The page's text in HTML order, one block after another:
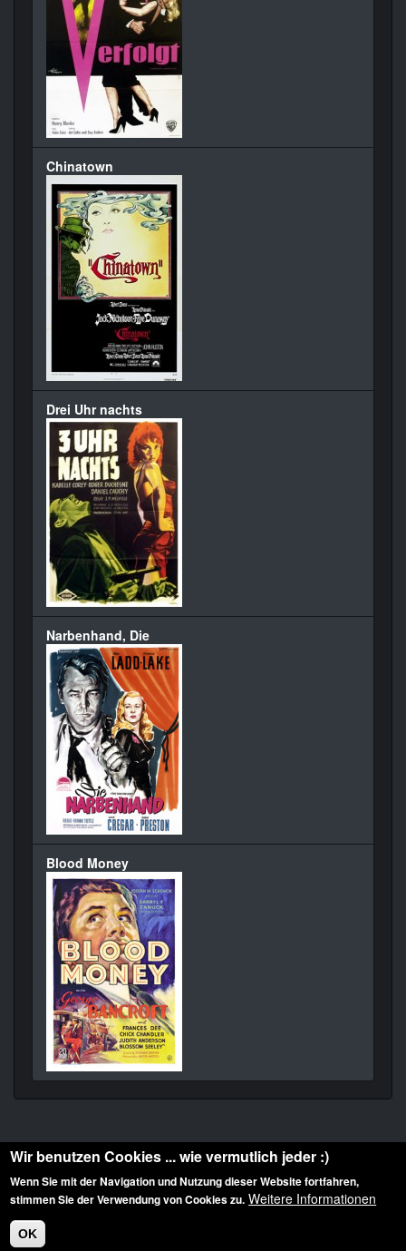
Chinatown
Drei Uhr nachts
Narbenhand, Die
Blood Money
Diese Website ist urheberrechtlich geschützt: © 2010-2026 der Film Noir de. Alle
Rechte vorbehalten.
Wir benutzen Cookies ... wie vermutlich jeder :)
Wenn Sie mit der Navigation und Nutzung dieser Website fortfahren,
stimmen Sie der Verwendung von Cookies zu. Weitere Informationen
OK